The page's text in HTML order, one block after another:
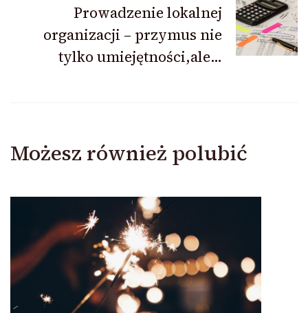
Prowadzenie lokalnej
organizacji – przymus nie
tylko umiejętności,ale…
Możesz również polubić